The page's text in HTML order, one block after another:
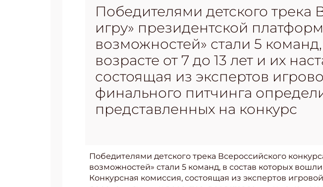
Победителями детского трека
игру» президентской
возможностей» стали 5
возрасте от 7 до 13 лет и их
состоящая из экспертов
финального питчинга
представленных на конкурс
Победителями детского трека Всероссийского
возможностей» стали 5 команд, в состав которых
Конкурсная комиссия, состоящая из экспертов